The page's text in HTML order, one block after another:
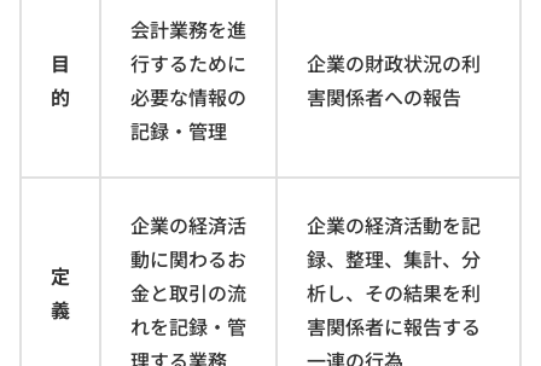
目
的
会計業務を進
行するために
必要な情報の
記録・管理
企業の財政状況の利
害関係者への報告
定
義
企業の経済活
動に関わるお
金と取引の流
れを記録・管
理する業務
企業の経済活動を記
録、整理、集計、分
析し、その結果を利
害関係者に報告する
一連の行為